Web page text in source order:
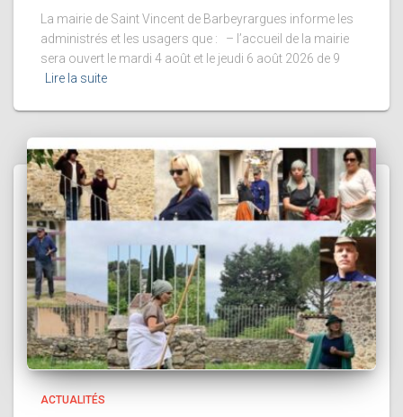
La mairie de Saint Vincent de Barbeyrargues informe les
administrés et les usagers que : – l’accueil de la mairie
sera ouvert le mardi 4 août et le jeudi 6 août 2026 de 9
Lire la suite
ACTUALITÉS